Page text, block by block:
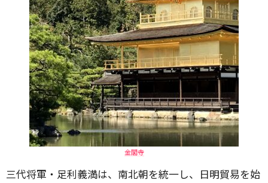
金閣寺
三代将軍・足利義満は、南北朝を統一し、日明貿易を始